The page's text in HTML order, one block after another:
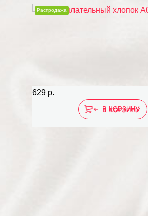
629 р.
Распродажа
В КОРЗИНУ